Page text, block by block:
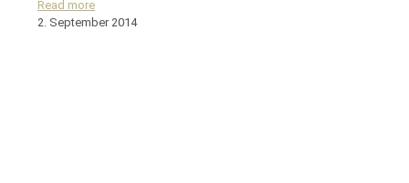
Read more
2. September 2014